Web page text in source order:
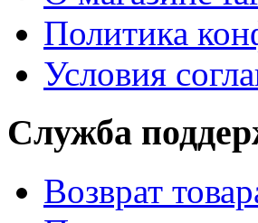
Политика
Условия
Служба
Возврат